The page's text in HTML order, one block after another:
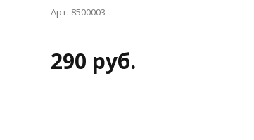
Арт. 8500003
290 руб.